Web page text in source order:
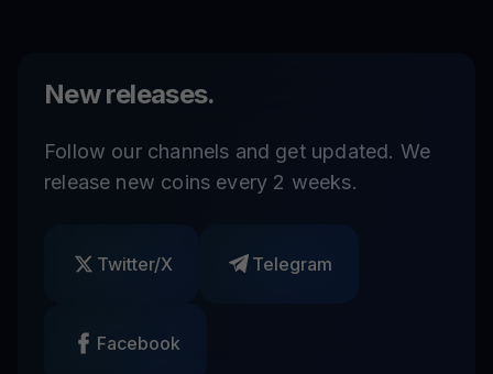
New releases.
Follow our channels and get updated. We
release new coins every 2 weeks.
Twitter/X Telegram
Facebook